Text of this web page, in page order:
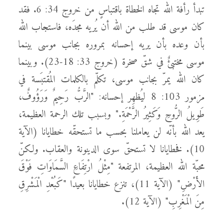
تبدأ رأفة الله تجاه الخطاة باقتباسٍ من خروج 34: 6. فقد
كان موسى قد طلب من الله أن يُريه مجدَه، فاستجاب الله
بأن وعده بأن يريه إحسانه بمروره بجانب موسى بينما
موسى مختبئٌ في شقّ صخرة (خروج 33: 18-23). وبينما
كان الله يمرّ بجانب موسى، تكلّم بالكلمات المُقتبَسة في
مزمور 103: 8 ليُظهِر إحسانه: "الرَّبُّ رَحِيمٌ وَرَؤُوفٌ،
طَوِيلُ الرُّوحِ وَكَثِيرُ الرَّحْمَةِ." وبسبب تلك الرحمة العظيمة،
يعد الله بأنّه لن يعاملنا بحسب ما تستحقّه خطايانا (الآية
10). فخطايانا لا تستحقّ سوى الدينونة والعقاب. ولكنّ
محبّة الله العظيمة، المرتفعة "مِثْلُ ارْتِفَاعِ السَّمَاوَاتِ فَوْقَ
الأَرْضِ" (الآية 11)، تنزع خطايانا بعيدًا "كَبُعْدِ الْمَشْرِقِ
مِنَ الْمَغْرِبِ" (الآية 12).